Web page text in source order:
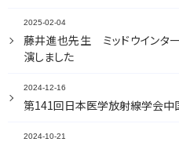
2025-02-04
藤井進也先生 ミッドウインタ
演しました
2024-12-16
第141回日本医学放射線学会中
2024-10-21